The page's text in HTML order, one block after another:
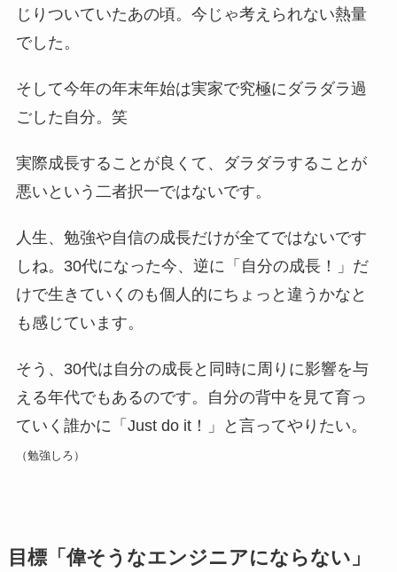
じりついていたあの頃。今じゃ考えられない熱量
でした。
そして今年の年末年始は実家で究極にダラダラ過
ごした自分。笑
実際成長することが良くて、ダラダラすることが
悪いという二者択一ではないです。
人生、勉強や自信の成長だけが全てではないです
しね。30代になった今、逆に「自分の成長！」だ
けで生きていくのも個人的にちょっと違うかなと
も感じています。
そう、30代は自分の成長と同時に周りに影響を与
える年代でもあるのです。自分の背中を見て育っ
ていく誰かに「Just do it！」と言ってやりたい。
（勉強しろ）
目標「偉そうなエンジニアにならない」